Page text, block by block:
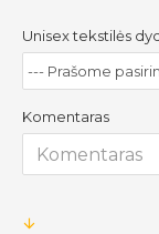
Unisex tekstilės
Komentaras